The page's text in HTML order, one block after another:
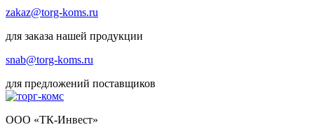
zakaz@torg-koms.ru
для заказа нашей продукции
snab@torg-koms.ru
для предложений поставщиков
ООО «ТК-Инвест»